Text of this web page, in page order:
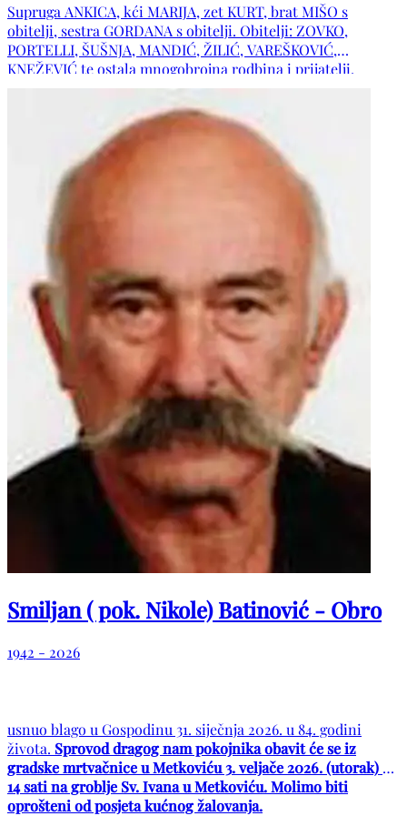
Supruga ANKICA, kći MARIJA, zet KURT, brat MIŠO s
obitelji, sestra GORDANA s obitelji. Obitelji: ZOVKO,
PORTELLI, ŠUŠNJA, MANDIĆ, ŽILIĆ, VAREŠKOVIĆ,
KNEŽEVIĆ te ostala mnogobrojna rodbina i prijatelji.
POČIVAO U MIRU BOŽJEM!
Smiljan ( pok. Nikole) Batinović - Obro
1942 - 2026
usnuo blago u Gospodinu 31. siječnja 2026. u 84. godini
života. Sprovod dragog nam pokojnika obavit će se iz
gradske mrtvačnice u Metkoviću 3. veljače 2026. (utorak) u
14 sati na groblje Sv. Ivana u Metkoviću. Molimo biti
oprošteni od posjeta kućnog žalovanja.